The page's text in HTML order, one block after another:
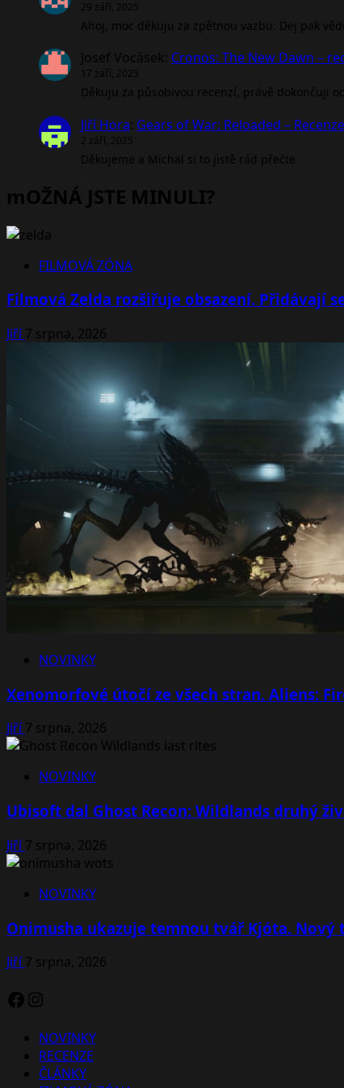
29 září, 2025
Ahoj, moc děkuju za zpětnou vazbu. Dej pak
Josef Vocásek: Cronos: The New Dawn –
17 září, 2025
Děkuju za působivou recenzí, právě dokončuji
Jiří Hora: Gears of War: Reloaded – Recenze
2 září, 2025
Děkujeme a Michal si to jistě rád přečte
mOŽNÁ JSTE MINULI?
FILMOVÁ ZÓNA
Filmová Zelda rozšiřuje obsazení. Přidávají
Jiří7 srpna, 2026
NOVINKY
Xenomorfové útočí ze všech stran. Aliens:
Jiří7 srpna, 2026
NOVINKY
Ubisoft dal Ghost Recon: Wildlands druhý
Jiří7 srpna, 2026
NOVINKY
Onimusha ukazuje temnou tvář Kjóta.
Jiří7 srpna, 2026
Facebook
Instagram
NOVINKY
RECENZE
ČLÁNKY